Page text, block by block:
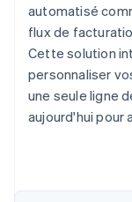
automatisé
flux de
Cette solution
personnaliser
une seule ligne
aujourd'hui
Australie